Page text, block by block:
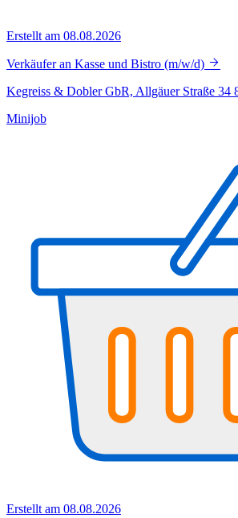
Erstellt am 08.08.2026
Verkäufer an Kasse und Bistro (m/w/d)
Kegreiss & Dobler GbR, Allgäuer Straße 34
Minijob
Erstellt am 08.08.2026